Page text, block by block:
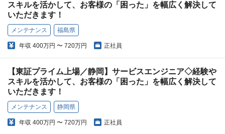
スキルを活かして、お客様の「困った」を幅広く解決して
いただきます！
メンテナンス 福島県
年収 400万円 〜 720万円 正社員
【東証プライム上場／静岡】サービスエンジニア◇経験や
スキルを活かして、お客様の「困った」を幅広く解決して
いただきます！
メンテナンス 静岡県
年収 400万円 〜 720万円 正社員